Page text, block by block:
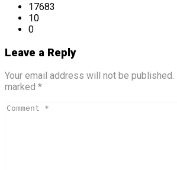
17683
10
0
Leave a Reply
Your email address will not be
marked *